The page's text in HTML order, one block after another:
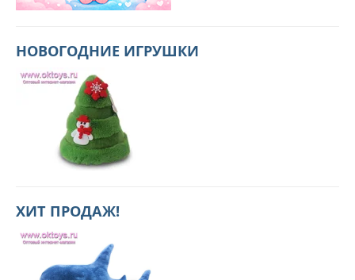
НОВОГОДНИЕ ИГРУШКИ
ХИТ ПРОДАЖ!